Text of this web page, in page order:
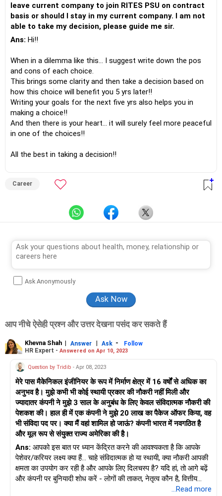
leave current company to join RITES PSU on contract
basis or should I stay in my current company. I am not
able to take my decision, please guide me sir.
Ans: Hi!!
When in a dilemma like this… I suggest write down the pos
and cons of each choice.
This brings some clarity and then take a decision based on
how this choice will benefit you 5 yrs later!!
Writing your goals for the next five yrs also helps you in
making a choice!!
And then there is your heart… it will surely feel more peaceful
in one of the choices!!
All the best in taking a decision!!
Career
Ask Anonymously
आप नीचे ऐसेही प्रश्न और उत्तर देखना पसंद कर सकते हैं
Khevna Shah | Answer | Ask -
Follow
HR Expert - Answered on Apr 10, 2023
Question by Tridib - Apr 08, 2023
मेरे पास मैकेनिकल इंजीनियर के रूप में निर्माण क्षेत्र में 16 वर्षों से अधिक का
अनुभव है। मुझे कभी भी कोई स्थायी प्रकार की नौकरी नहीं मिली और
ज्यादातर कंपनी ने मुझे 3 साल के अनुबंध के लिए केवल संविदात्मक नौकरी की
पेशकश की। हाल ही में एक कंपनी ने मुझे 20 लाख का पैकेज ऑफर किया, वह
भी संविदा पद पर। क्या मैं वहां शामिल हो जाऊं? कंपनी भारत में नवगठित है
और मूल रूप से संयुक्त राज्य अमेरिका की है।
Ans: आपको इस बात पर ध्यान केंद्रित करने की आवश्यकता है कि आपके
पेशेवर/करियर लक्ष्य क्या हैं... चाहे संविदात्मक हो या स्थायी, क्या नौकरी आपकी
क्षमता का उपयोग कर रही है और आपके लिए दिलचस्प है? यदि हां, तो आगे बढ़ें
और कंपनी पर बुनियादी शोध करें - लोगों की ताकत, नेतृत्व कौन है, वित्तीय
...Read more